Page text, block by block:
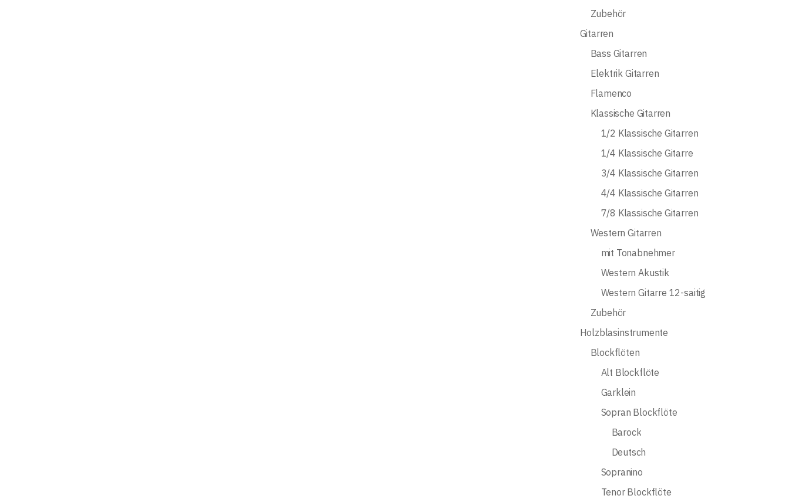
Zubehör
Gitarren
Bass Gitarren
Elektrik Gitarren
Flamenco
Klassische Gitarren
1/2 Klassische Gitarren
1/4 Klassische Gitarre
3/4 Klassische Gitarren
4/4 Klassische Gitarren
7/8 Klassische Gitarren
Western Gitarren
mit Tonabnehmer
Western Akustik
Western Gitarre 12-saitig
Zubehör
Holzblasinstrumente
Blockflöten
Alt Blockflöte
Garklein
Sopran Blockflöte
Barock
Deutsch
Sopranino
Tenor Blockflöte